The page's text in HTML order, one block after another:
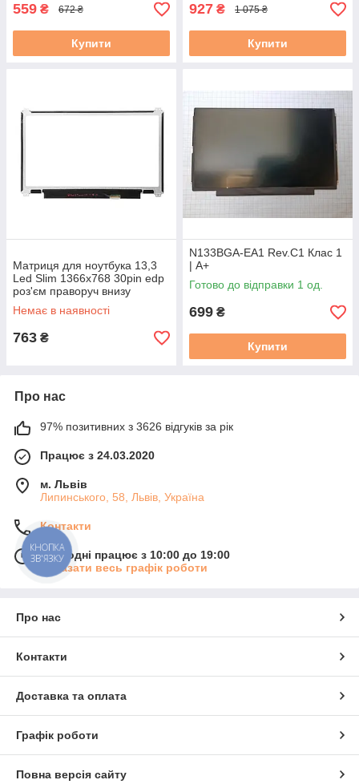
559 ₴ 672 ₴
Купити
927 ₴ 1 075 ₴
Купити
Матриця для ноутбука 13,3
Led Slim 1366x768 30pin edp
роз'єм праворуч внизу
вертикальні вуха бв
Немає в наявності
763 ₴
N133BGA-EA1 Rev.C1 Клас 1
| А+
Готово до відправки 1 од.
699 ₴
Купити
Про нас
97% позитивних з 3626 відгуків за рік
Працює з 24.03.2020
м. Львів
Липинського, 58, Львів, Україна
Контакти
Сьогодні працює з 10:00 до 19:00
Показати весь графік роботи
Про нас
Контакти
Доставка та оплата
Графік роботи
Повна версія сайту
КНОПКА
ЗВ'ЯЗКУ